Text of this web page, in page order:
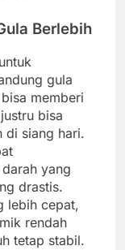
Berlebih
gula
memberi
bisa
di siang hari.
yang
drastis.
lebih cepat,
rendah
tetap stabil.